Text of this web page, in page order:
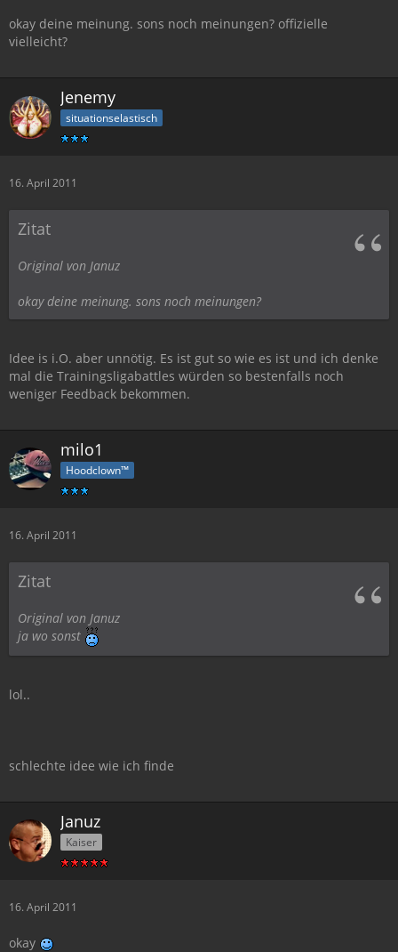
okay deine meinung. sons noch meinungen? offizielle
vielleicht?
Jenemy
situationselastisch
16. April 2011
Zitat
Original von Januz
okay deine meinung. sons noch meinungen?
Idee is i.O. aber unnötig. Es ist gut so wie es ist und ich denke
mal die Trainingsligabattles würden so bestenfalls noch
weniger Feedback bekommen.
milo1
Hoodclown™
16. April 2011
Zitat
Original von Januz
ja wo sonst
lol..
schlechte idee wie ich finde
Januz
Kaiser
16. April 2011
okay